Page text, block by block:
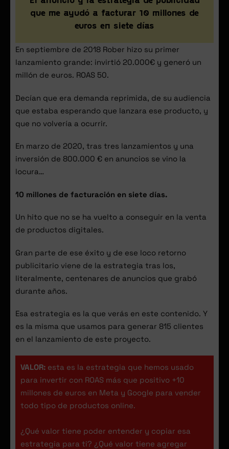
que me ayudó a facturar 10 millones de
euros en siete días
En septiembre de 2018 Rober hizo su primer
lanzamiento grande: invirtió 20.000€ y generó un
millón de euros. ROAS 50.
Decían que era demanda reprimida, de su audiencia
que estaba esperando que lanzara ese producto, y
que no volvería a ocurrir.
En marzo de 2020, tras tres lanzamientos y una
inversión de 800.000 € en anuncios se vino la
locura…
10 millones de facturación en siete días.
Un hito que no se ha vuelto a conseguir en la venta
de productos digitales.
Gran parte de ese éxito y de ese loco retorno
publicitario viene de la estrategia tras los,
literalmente, centenares de anuncios que grabó
durante años.
Esa estrategia es la que verás en este contenido. Y
es la misma que usamos para generar 815 clientes
en el lanzamiento de este proyecto.
VALOR: esta es la estrategia que hemos usado
para invertir con ROAS más que positivo +10
millones de euros en Meta y Google para vender
todo tipo de productos online.
¿Qué valor tiene poder entender y copiar esa
estrategia para ti? ¿Qué valor tiene agregar